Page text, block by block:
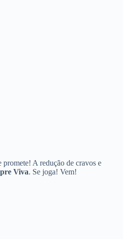
promete! A redução de cravos e
Viva. Se joga! Vem!